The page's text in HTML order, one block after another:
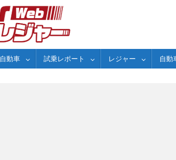
自動車 試乗レポート レジャー 自動